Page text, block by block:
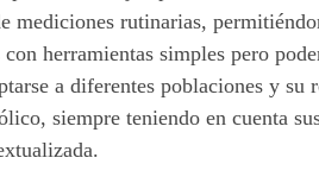
mediciones rutinarias,
herramientas simples pero
a diferentes poblaciones y
siempre teniendo en cuenta